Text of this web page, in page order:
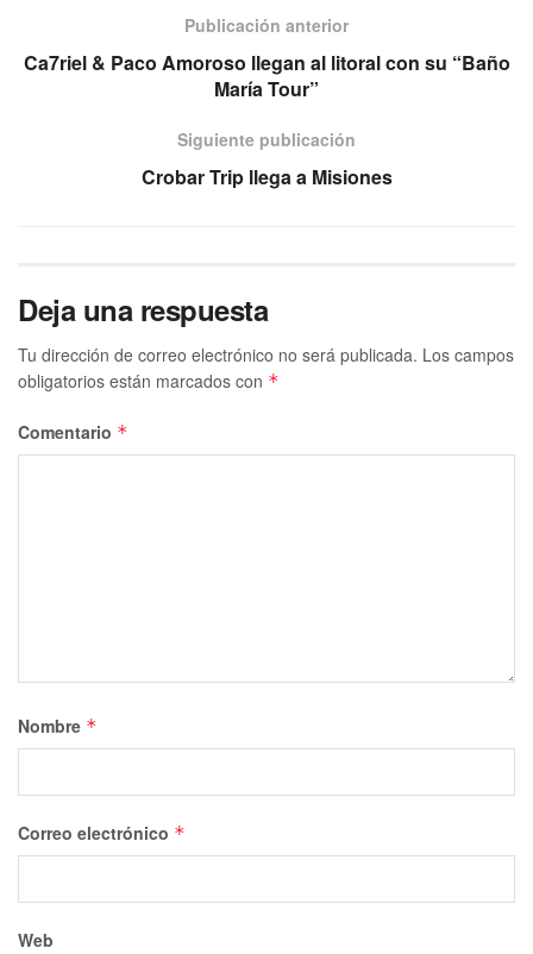
Publicación anterior
Ca7riel & Paco Amoroso llegan al litoral con su “Baño
María Tour”
Siguiente publicación
Crobar Trip llega a Misiones
Deja una respuesta
Tu dirección de correo electrónico no será publicada. Los campos
obligatorios están marcados con *
Comentario *
Nombre *
Correo electrónico *
Web